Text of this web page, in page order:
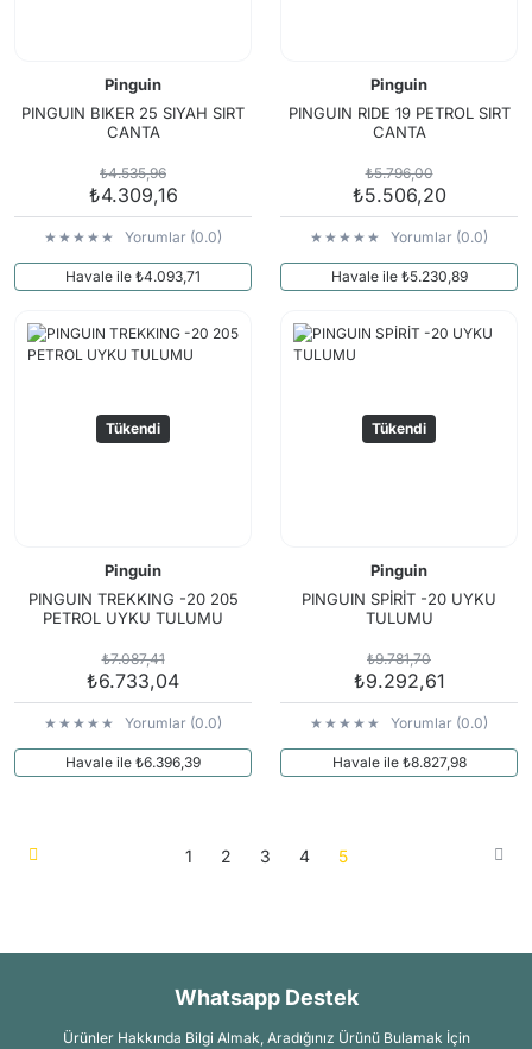
Pinguin
PINGUIN BIKER 25 SIYAH SIRT
CANTA
₺4.535,96
₺4.309,16
Yorumlar (0.0)
Havale ile ₺4.093,71
Pinguin
PINGUIN RIDE 19 PETROL SIRT
CANTA
₺5.796,00
₺5.506,20
Yorumlar (0.0)
Havale ile ₺5.230,89
Tükendi
Pinguin
PINGUIN TREKKING -20 205
PETROL UYKU TULUMU
₺7.087,41
₺6.733,04
Yorumlar (0.0)
Havale ile ₺6.396,39
Tükendi
Pinguin
PINGUIN SPİRİT -20 UYKU
TULUMU
₺9.781,70
₺9.292,61
Yorumlar (0.0)
Havale ile ₺8.827,98
1 2 3 4 5
Whatsapp Destek
Ürünler Hakkında Bilgi Almak, Aradığınız Ürünü Bulamak İçin